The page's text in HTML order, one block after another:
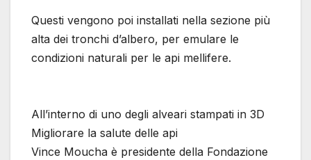
Questi vengono poi installati nella sezione più
alta dei tronchi d’albero, per emulare le
condizioni naturali per le api mellifere.
All’interno di uno degli alveari stampati in 3D
Migliorare la salute delle api
Vince Moucha è presidente della Fondazione